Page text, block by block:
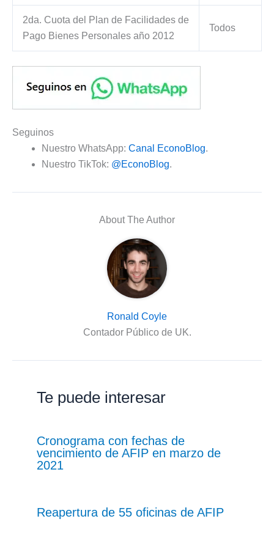
2da. Cuota del Plan de Facilidades de
Pago Bienes Personales año 2012
Todos
Seguinos
Nuestro WhatsApp: Canal EconoBlog.
Nuestro TikTok: @EconoBlog.
About The Author
Ronald Coyle
Contador Público de UK.
Te puede interesar
Cronograma con fechas de
vencimiento de AFIP en marzo de
2021
Reapertura de 55 oficinas de AFIP